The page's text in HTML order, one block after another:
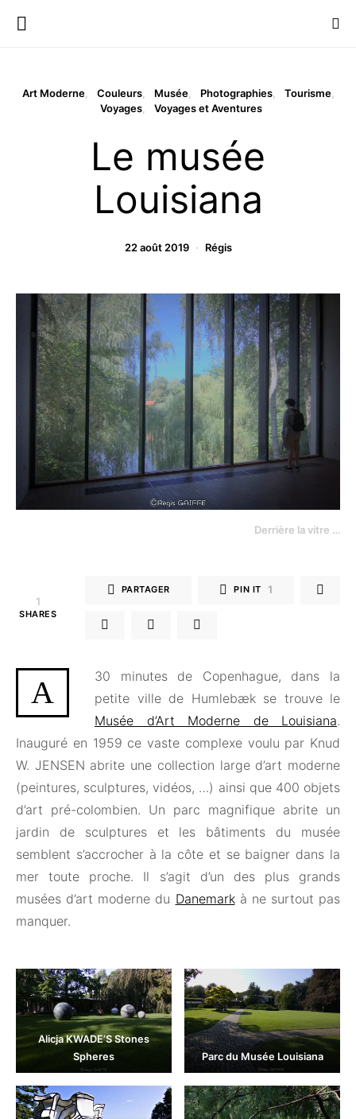
Art Moderne Couleurs Musée Photographies
Tourisme
Voyages
Voyages et Aventures
Le musée
Louisiana
22 août 2019 Régis
Derrière la vitre …
1
SHARES
PARTAGER PIN IT 1
A
30 minutes de Copenhague, dans la
petite ville de Humlebæk se trouve le
Musée d’Art Moderne de Louisiana.
Inauguré en 1959 ce vaste complexe voulu par Knud
W. JENSEN abrite une collection large d’art moderne
(peintures, sculptures, vidéos, …) ainsi que 400 objets
d’art pré-colombien. Un parc magnifique abrite un
jardin de sculptures et les bâtiments du musée
semblent s’accrocher à la côte et se baigner dans la
mer toute proche. Il s’agit d’un des plus grands
musées d’art moderne du Danemarkà ne surtout pas
manquer.
Alicja KWADE’S Stones
Spheres
Parc du Musée Louisiana